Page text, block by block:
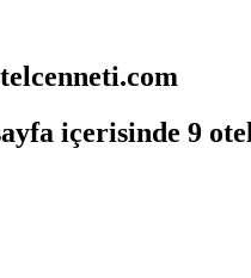
içerisinde 9